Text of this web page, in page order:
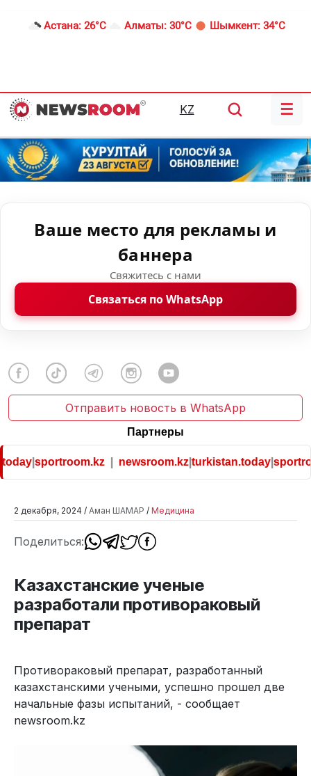
Астана: 26°C Алматы: 30°C Шымкент: 34°C
KZ ☰
Ваше место для рекламы и
баннера
Свяжитесь с нами
Связаться по WhatsApp
Отправить новость в WhatsApp
Партнеры
|sportroom.kz| newsroom.kz|turkistan.today|
2 декабря, 2024 / Аман ШАМАР / Медицина
Поделиться:
Казахстанские ученые
разработали противораковый
препарат
Противораковый препарат, разработанный
казахстанскими учеными, успешно прошел две
начальные фазы испытаний, - сообщает
newsroom.kz